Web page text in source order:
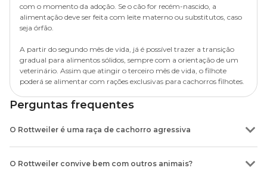
com o momento da adoção. Se o cão for recém-nascido, a
alimentação deve ser feita com leite materno ou substitutos, caso
seja órfão.
A partir do segundo mês de vida, já é possível trazer a transição
gradual para alimentos sólidos, sempre com a orientação de um
veterinário. Assim que atingir o terceiro mês de vida, o filhote
poderá se alimentar com rações exclusivas para cachorros filhotes.
Perguntas frequentes
O Rottweiler é uma raça de cachorro agressiva
apegado aos seus tutores e obediente. Porém, para evitar que ele
O Rottweiler convive bem com outros animais?